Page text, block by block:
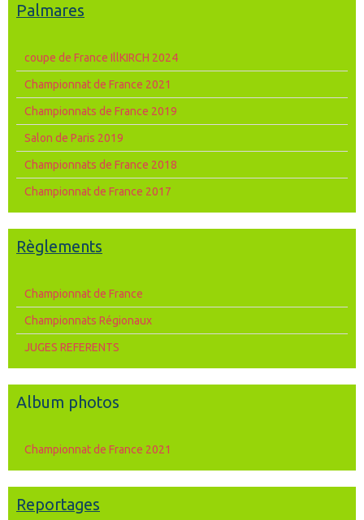
Palmares
coupe de France IllKIRCH 2024
Championnat de France 2021
Championnats de France 2019
Salon de Paris 2019
Championnats de France 2018
Championnat de France 2017
Règlements
Championnat de France
Championnats Régionaux
JUGES REFERENTS
Album photos
Championnat de France 2021
Reportages